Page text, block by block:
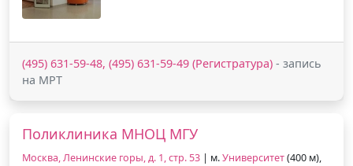
(495) 631-59-48, (495) 631-59-49 (Регистратура) - запись
на МРТ
Поликлиника МНОЦ МГУ
Москва, Ленинские горы, д. 1, стр. 53 | м.Университет(400 м),